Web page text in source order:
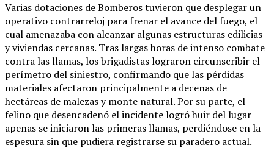
Varias dotaciones de Bomberos tuvieron que desplegar un
operativo contrarreloj para frenar el avance del fuego, el
cual amenazaba con alcanzar algunas estructuras edilicias
y viviendas cercanas. Tras largas horas de intenso combate
contra las llamas, los brigadistas lograron circunscribir el
perímetro del siniestro, confirmando que las pérdidas
materiales afectaron principalmente a decenas de
hectáreas de malezas y monte natural. Por su parte, el
felino que desencadenó el incidente logró huir del lugar
apenas se iniciaron las primeras llamas, perdiéndose en la
espesura sin que pudiera registrarse su paradero actual.